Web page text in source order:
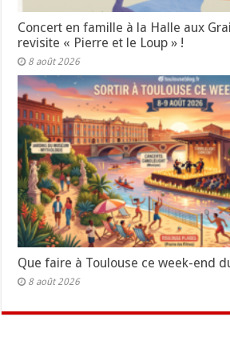
Concert en famille à la Halle aux
revisite « Pierre et le Loup » !
8 août 2026
Que faire à Toulouse ce week-end
8 août 2026